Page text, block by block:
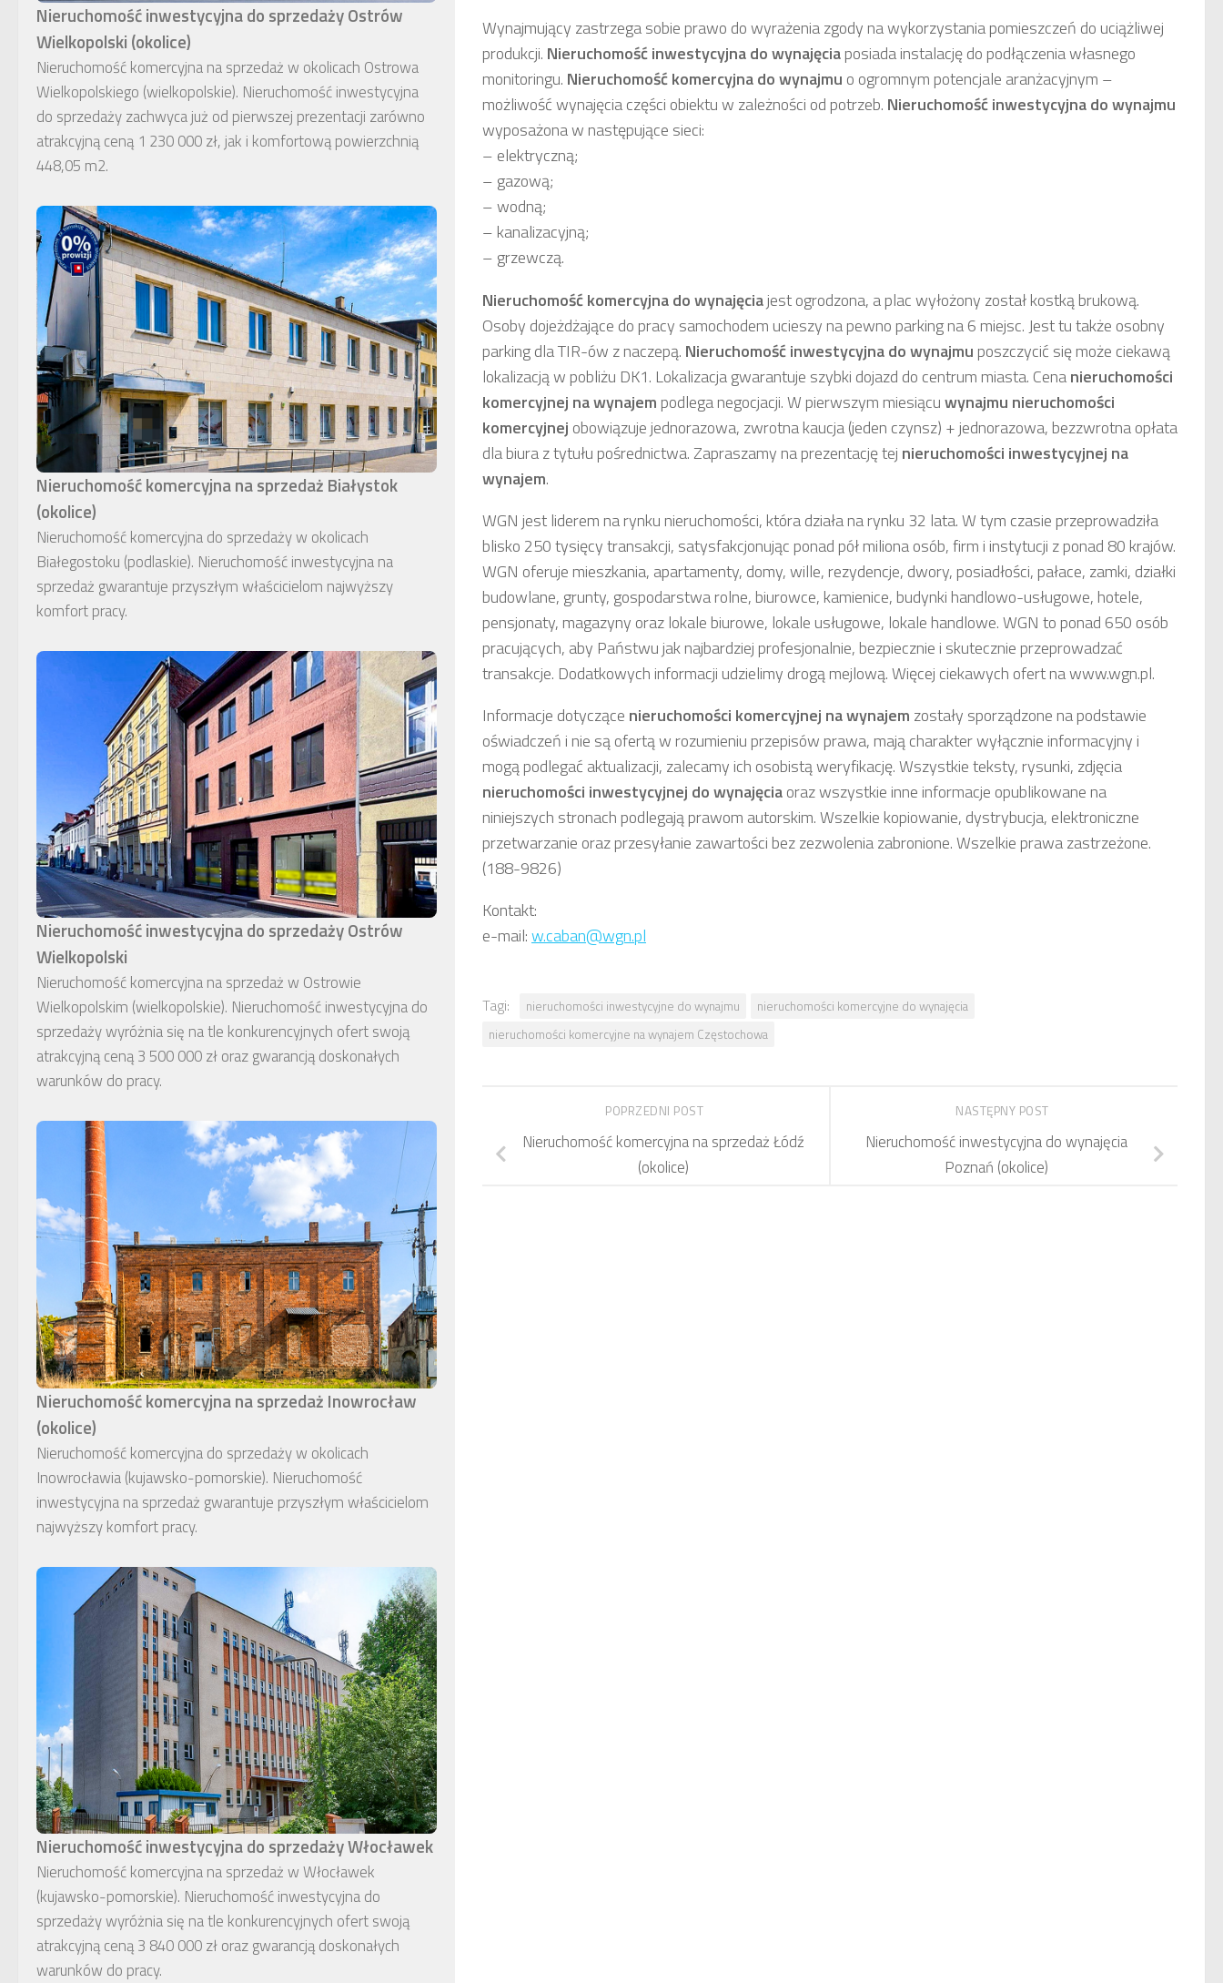
Wynajmujący zastrzega sobie prawo do wyrażenia zgody na wykorzystania pomieszczeń do uciążliwej
produkcji. Nieruchomość inwestycyjnado wynajęciaposiada instalację do podłączenia własnego
monitoringu. Nieruchomość komercyjnado wynajmu o ogromnym potencjale aranżacyjnym –
możliwość wynajęcia części obiektu w zależności od potrzeb. Nieruchomość inwestycyjnado wynajmu
wyposażona w następujące sieci:
– elektryczną;
– gazową;
– wodną;
– kanalizacyjną;
– grzewczą.
Nieruchomość komercyjna dowynajęciajest ogrodzona, a plac wyłożony został kostką brukową.
Osoby dojeżdżające do pracy samochodem ucieszy na pewno parking na 6 miejsc. Jest tu także osobny
parking dla TIR-ów z naczepą. Nieruchomość inwestycyjnado wynajmu poszczycić się może ciekawą
lokalizacją w pobliżu DK1. Lokalizacja gwarantuje szybki dojazd do centrum miasta. Cenanieruchomości
komercyjnej na wynajem podlega negocjacji. W pierwszym miesiącuwynajmu nieruchomości
komercyjnej obowiązuje jednorazowa, zwrotna kaucja (jeden czynsz) + jednorazowa, bezzwrotna opłata
dla biura z tytułu pośrednictwa. Zapraszamy na prezentację tej nieruchomości inwestycyjnej na
wynajem.
WGN jest liderem na rynku nieruchomości, która działa na rynku 32 lata. W tym czasie przeprowadziła
blisko 250 tysięcy transakcji, satysfakcjonując ponad pół miliona osób, firm i instytucji z ponad 80 krajów.
WGN oferuje mieszkania, apartamenty, domy, wille, rezydencje, dwory, posiadłości, pałace, zamki, działki
budowlane, grunty, gospodarstwa rolne, biurowce, kamienice, budynki handlowo-usługowe, hotele,
pensjonaty, magazyny oraz lokale biurowe, lokale usługowe, lokale handlowe. WGN to ponad 650 osób
pracujących, aby Państwu jak najbardziej profesjonalnie, bezpiecznie i skutecznie przeprowadzać
transakcje. Dodatkowych informacji udzielimy drogą mejlową. Więcej ciekawych ofert na www.wgn.pl.
Informacje dotyczące nieruchomości komercyjnej na wynajem zostały sporządzone na podstawie
oświadczeń i nie są ofertą w rozumieniu przepisów prawa, mają charakter wyłącznie informacyjny i
mogą podlegać aktualizacji, zalecamy ich osobistą weryfikację. Wszystkie teksty, rysunki, zdjęcia
nieruchomości inwestycyjnej do wynajęciaoraz wszystkie inne informacje opublikowane na
niniejszych stronach podlegają prawom autorskim. Wszelkie kopiowanie, dystrybucja, elektroniczne
przetwarzanie oraz przesyłanie zawartości bez zezwolenia zabronione. Wszelkie prawa zastrzeżone.
(188-9826)
Kontakt:
e-mail:w.caban@wgn.pl
Tagi: nieruchomości inwestycyjne do wynajmu
nieruchomości komercyjne do wynajęcia
nieruchomości komercyjne na wynajem Częstochowa
NASTĘPNY POST
Nieruchomość inwestycyjna do wynajęcia
Poznań (okolice)
POPRZEDNI POST
Nieruchomość komercyjna na sprzedaż Łódź
(okolice)
Nieruchomość inwestycyjna do sprzedaży Ostrów
Wielkopolski (okolice)
Nieruchomość komercyjna na sprzedaż w okolicach Ostrowa
Wielkopolskiego (wielkopolskie). Nieruchomość inwestycyjna
do sprzedaży zachwyca już od pierwszej prezentacji zarówno
atrakcyjną ceną 1 230 000 zł, jak i komfortową powierzchnią
448,05 m2.
Nieruchomość komercyjna na sprzedaż Białystok
(okolice)
Nieruchomość komercyjna do sprzedaży w okolicach
Białegostoku (podlaskie). Nieruchomość inwestycyjna na
sprzedaż gwarantuje przyszłym właścicielom najwyższy
komfort pracy.
Nieruchomość inwestycyjna do sprzedaży Ostrów
Wielkopolski
Nieruchomość komercyjna na sprzedaż w Ostrowie
Wielkopolskim (wielkopolskie). Nieruchomość inwestycyjna do
sprzedaży wyróżnia się na tle konkurencyjnych ofert swoją
atrakcyjną ceną 3 500 000 zł oraz gwarancją doskonałych
warunków do pracy.
Nieruchomość komercyjna na sprzedaż Inowrocław
(okolice)
Nieruchomość komercyjna do sprzedaży w okolicach
Inowrocławia (kujawsko-pomorskie). Nieruchomość
inwestycyjna na sprzedaż gwarantuje przyszłym właścicielom
najwyższy komfort pracy.
Nieruchomość inwestycyjna do sprzedaży Włocławek
Nieruchomość komercyjna na sprzedaż w Włocławek
(kujawsko-pomorskie). Nieruchomość inwestycyjna do
sprzedaży wyróżnia się na tle konkurencyjnych ofert swoją
atrakcyjną ceną 3 840 000 zł oraz gwarancją doskonałych
warunków do pracy.